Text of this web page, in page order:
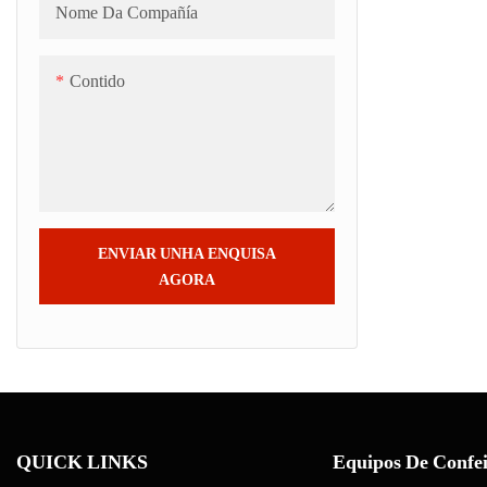
Nome Da Compañía
Contido
ENVIAR UNHA ENQUISA
AGORA
QUICK LINKS Equipos De